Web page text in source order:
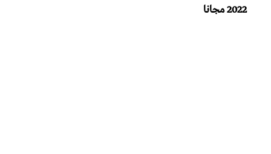
2022 مجانا